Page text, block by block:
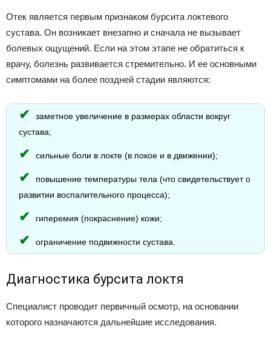
Отек является первым признаком бурсита локтевого
сустава. Он возникает внезапно и сначала не вызывает
болевых ощущений. Если на этом этапе не обратиться к
врачу, болезнь развивается стремительно. И ее основными
симптомами на более поздней стадии являются:
заметное увеличение в размерах области вокруг
сустава;
сильные боли в локте (в покое и в движении);
повышение температуры тела (что свидетельствует о
развитии воспалительного процесса);
гиперемия (покраснение) кожи;
ограничение подвижности сустава.
Диагностика бурсита локтя
Специалист проводит первичный осмотр, на основании
которого назначаются дальнейшие исследования.